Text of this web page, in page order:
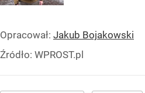
Opracował: Jakub Bojakowski
Źródło: WPROST.pl